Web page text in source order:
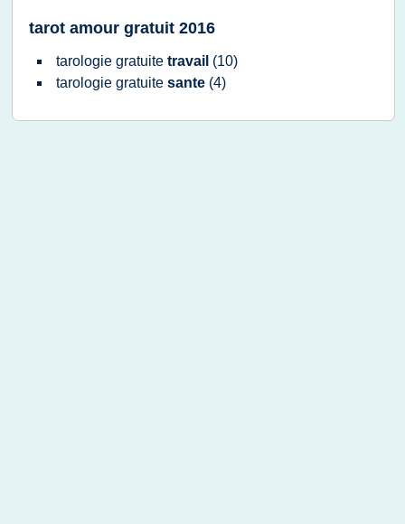
tarot amour gratuit 2016
tarologie gratuite travail (10)
tarologie gratuite sante (4)